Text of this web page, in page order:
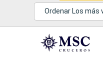
Ordenar Los más